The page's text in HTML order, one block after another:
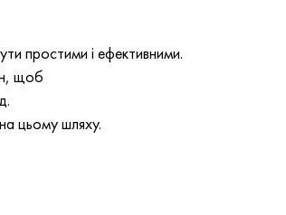
простими і ефективними.
щоб
цьому шляху.